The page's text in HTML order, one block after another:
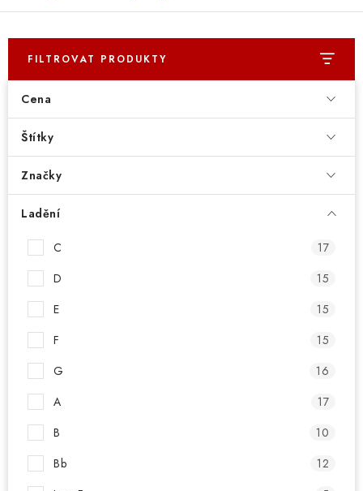
KONTAKTY O E-SHOPU
BLOG
OBCHODNÍ PODMÍNKY
ODSTOUPENÍ OD SMLOUVY
ZÁSADY ZPRACOVÁNÍ OSOBNÍCH ÚDAJŮ
FILTROVAT PRODUKTY
Cena
Štítky
Značky
Ladění
C
17
D
15
E
15
F
15
G
16
A
17
B
10
Bb
12